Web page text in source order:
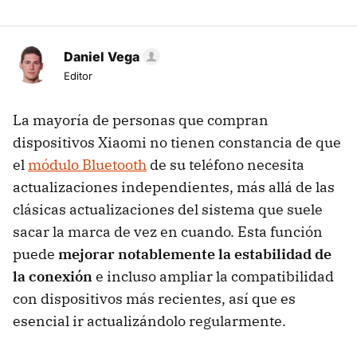
Daniel Vega
Editor
La mayoría de personas que compran
dispositivos Xiaomi no tienen constancia de que
elmódulo Bluetooth de su teléfono necesita
actualizaciones independientes, más allá de las
clásicas actualizaciones del sistema que suele
sacar la marca de vez en cuando. Esta función
puede mejorar notablemente la estabilidad de
la conexióne incluso ampliar la compatibilidad
con dispositivos más recientes, así que es
esencial ir actualizándolo regularmente.